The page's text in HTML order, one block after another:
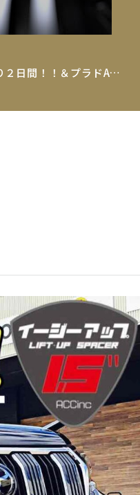
大総力祭開催中！！残り２日間！！＆プラドACCイージーアップ取り付け！！